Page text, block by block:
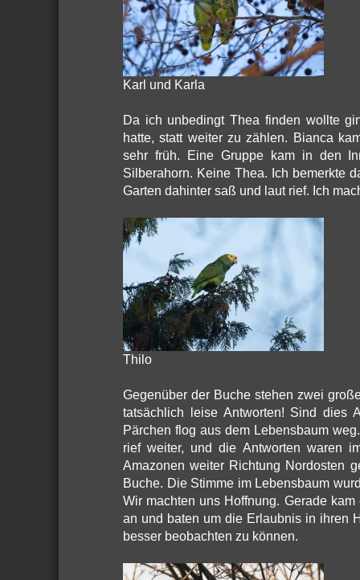
Karl und Karla
Da ich unbedingt Thea finden wollte
hatte, statt weiter zu zählen. Bianca
sehr früh. Eine Gruppe kam in den
Silberahorn. Keine Thea. Ich bemerkte
Garten dahinter saß und laut rief. Ich
Thilo
Gegenüber der Buche stehen zwei
tatsächlich leise Antworten! Sind dies
Pärchen flog aus dem Lebensbaum
rief weiter, und die Antworten waren
Amazonen weiter Richtung Nordosten
Buche. Die Stimme im Lebensbaum
Wir machten uns Hoffnung. Gerade
an und baten um die Erlaubnis in ihren
besser beobachten zu können.